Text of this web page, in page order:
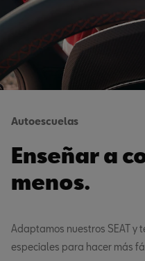
Autoescuelas
Enseñar a
menos.
Adaptamos nuestros SEAT y
especiales para hacer más